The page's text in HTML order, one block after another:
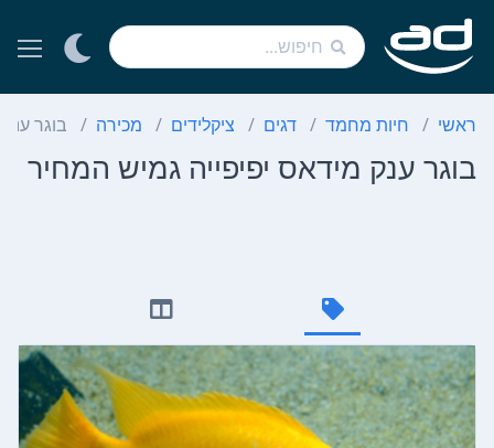
ראשי חיות מחמד דגים ציקלידים מכירה בוגר
בוגר ענק מידאס יפיפייה גמיש המחיר